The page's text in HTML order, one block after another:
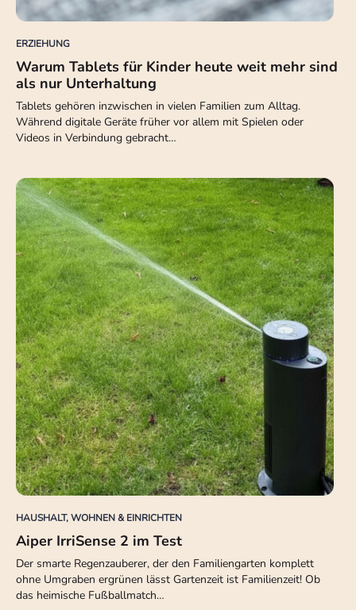
ERZIEHUNG
Warum Tablets für Kinder heute weit mehr sind
als nur Unterhaltung
Tablets gehören inzwischen in vielen Familien zum Alltag.
Während digitale Geräte früher vor allem mit Spielen oder
Videos in Verbindung gebracht…
HAUSHALT, WOHNEN & EINRICHTEN
Aiper IrriSense 2 im Test
Der smarte Regenzauberer, der den Familiengarten komplett
ohne Umgraben ergrünen lässt Gartenzeit ist Familienzeit! Ob
das heimische Fußballmatch…